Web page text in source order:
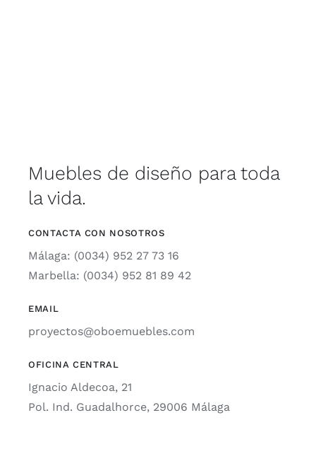
Muebles de diseño para toda
la vida.
CONTACTA CON NOSOTROS
Málaga: (0034) 952 27 73 16
Marbella: (0034) 952 81 89 42
EMAIL
proyectos@oboemuebles.com
OFICINA CENTRAL
Ignacio Aldecoa, 21
Pol. Ind. Guadalhorce, 29006 Málaga